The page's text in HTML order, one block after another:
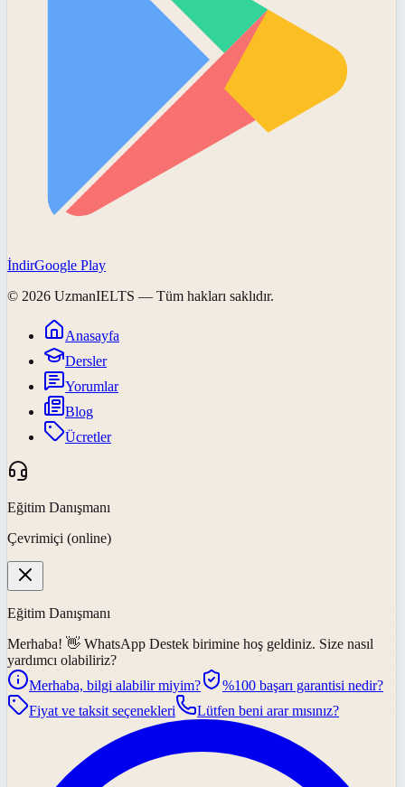
İndirGoogle Play
© 2026 UzmanIELTS — Tüm hakları saklıdır.
Anasayfa
Dersler
Yorumlar
Blog
Ücretler
Eğitim Danışmanı
Çevrimiçi (online)
Eğitim Danışmanı
Merhaba! 👋 WhatsApp Destek birimine hoş geldiniz. Size nasıl
yardımcı olabiliriz?
Merhaba, bilgi alabilir miyim?
%100 başarı garantisi nedir?
Fiyat ve taksit seçenekleri
Lütfen beni arar mısınız?